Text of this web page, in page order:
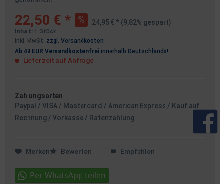
22,50 € * 24,95 € * (9,82% gespart)
Inhalt: 1 Stück
inkl. MwSt. zzgl. Versandkosten
Ab 49 EUR Versandkostenfrei innerhalb Deutschlands!
Lieferzeit auf Anfrage
Zahlungsarten
Paypal / VISA / Mastercard / American Express / Kauf auf
Rechnung / Vorkasse / Ratenzahlung
Merken Bewerten Empfehlen